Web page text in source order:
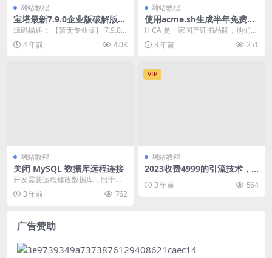
网站教程
宝塔最新7.9.0企业版破解版升
级命令 宝塔面板7.9.0开心版
源码描述： 【暂无专业版】 7.9.0
开心版更新记录： 系统工具：日志
清理工具增...
4 年前 4.0K
网站教程
使用acme.sh生成半年免费SS
L证书 支持IP证书
HiCA 是一家国产证书品牌，他们提
供acme 公益服务。HiCA 是全球首
家支...3 年前 251
网站教程
关闭 MySQL 数据库远程连接
开发需要运程修改数据库，出于安
全考虑，改完后需要关闭 MySQL
数据库远程连接...
3 年前 762
VIP
网站教程
2023收费4999的引流技术，
3 年前 564
广告赞助